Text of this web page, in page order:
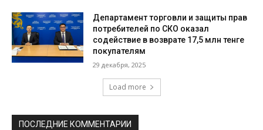
Департамент торговли и защиты прав
потребителей по СКО оказал
содействие в возврате 17,5 млн тенге
покупателям
29 декабря, 2025
Load more
ПОСЛЕДНИЕ КОММЕНТАРИИ